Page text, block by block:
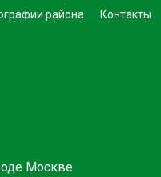
района
Контакты
Москве